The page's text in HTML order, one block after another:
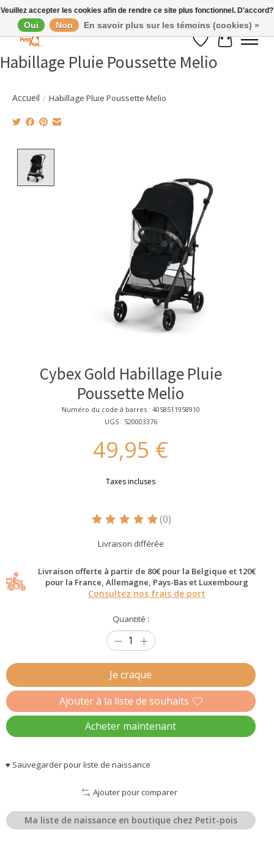
Liste de souhaits
Panier
Habillage Pluie Poussette Melio
Accueil / Habillage Pluie Poussette Melio
Cybex Gold Habillage Pluie
Poussette Melio
Numéro du code à barres : 4058511958910
UGS : 520003376
49,95 €
Taxes incluses
Ce produit est évalué à
(0)
Livraison différée
Livraison offerte à partir de 80€ pour la Belgique et 120€
pour la France, Allemagne, Pays-Bas et Luxembourg
Consultez nos frais de port
Quantité :
Je craque
Ajouter à la liste de souhaits
Acheter maintenant
♥ Sauvegarder pour liste de naissance
Ajouter pour comparer
Ma liste de naissance en boutique chez Petit-pois
Veuillez accepter les cookies afin de rendre ce site plus fonctionnel. D'accord?
Oui Non En savoir plus sur les témoins (cookies) »